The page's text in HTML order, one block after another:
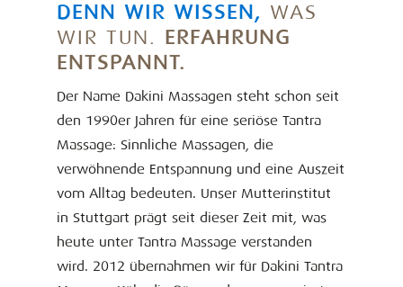
DENN WIR WISSEN, WAS
WIR TUN. ERFAHRUNG
ENTSPANNT.
Der Name Dakini Massagen steht schon seit
den 1990er Jahren für eine seriöse Tantra
Massage: Sinnliche Massagen, die
verwöhnende Entspannung und eine Auszeit
vom Alltag bedeuten. Unser Mutterinstitut
in Stuttgart prägt seit dieser Zeit mit, was
heute unter Tantra Massage verstanden
wird. 2012 übernahmen wir für Dakini Tantra